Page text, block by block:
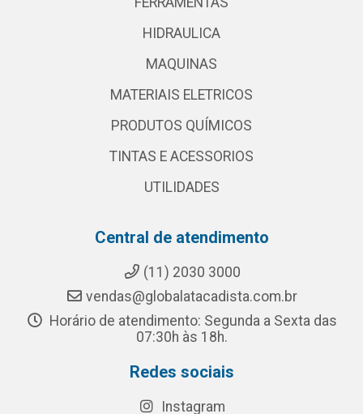
HIDRAULICA
MAQUINAS
MATERIAIS ELETRICOS
PRODUTOS QUÍMICOS
TINTAS E ACESSORIOS
UTILIDADES
Central de atendimento
(11) 2030 3000
vendas@globalatacadista.com.br
Horário de atendimento: Segunda a Sexta das
07:30h às 18h.
Redes sociais
Instagram